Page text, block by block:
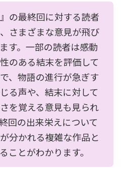
』の最終回に対する読者
さまざまな意見が飛び
す。一部の読者は感動
のある結末を評価して
、物語の進行が急ぎす
る声や、結末に対して
を覚える意見も見られ
回の出来栄えについて
分かれる複雑な作品と
ことがわかります。